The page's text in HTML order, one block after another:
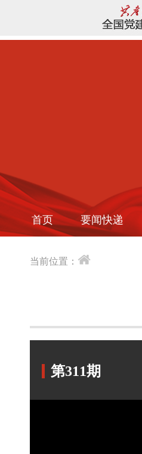
首页 要闻快递
当前位置：
第311期